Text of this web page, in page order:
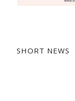
SHORT NEWS